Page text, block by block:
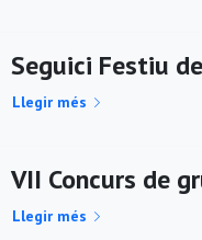
Seguici Festiu
Llegir més
VII Concurs de
Llegir més